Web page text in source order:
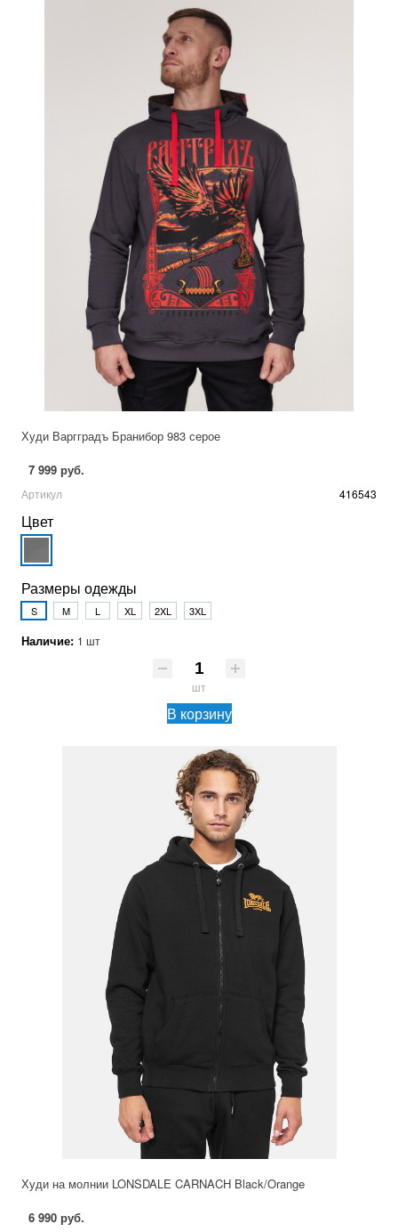
Худи Варгградъ Бранибор 983 серое
7 999 руб.
Артикул 416543
Цвет
Размеры одежды
S M L XL 2XL 3XL
Наличие: 1 шт
шт
В корзину
Худи на молнии LONSDALE CARNACH Black/Orange
6 990 руб.